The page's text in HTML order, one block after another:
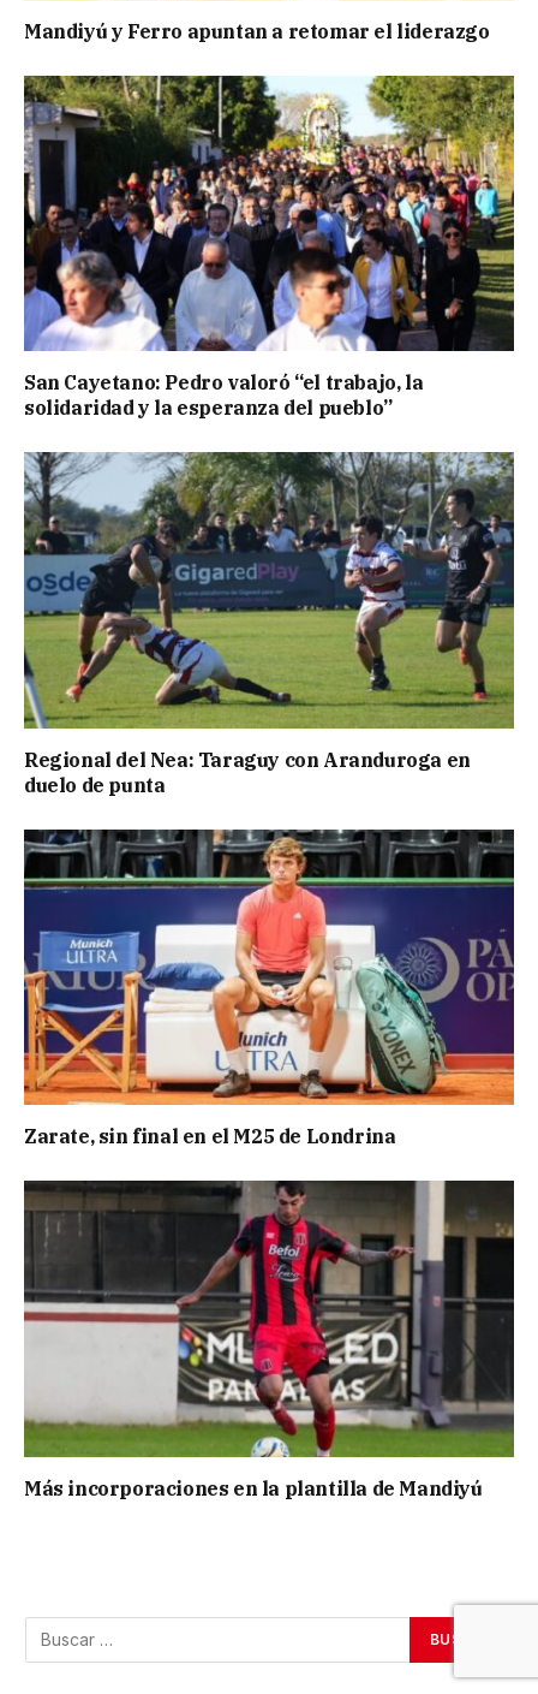
Mandiyú y Ferro apuntan a retomar el liderazgo
San Cayetano: Pedro valoró “el trabajo, la
solidaridad y la esperanza del pueblo”
Regional del Nea: Taraguy con Aranduroga en
duelo de punta
Zarate, sin final en el M25 de Londrina
Más incorporaciones en la plantilla de Mandiyú